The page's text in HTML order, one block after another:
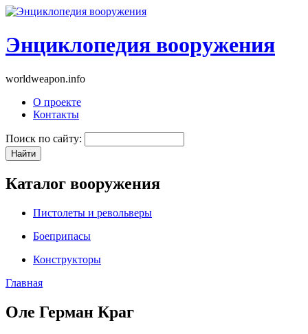
Энциклопедия вооружения
worldweapon.info
О проекте
Контакты
Поиск по сайту:
Каталог вооружения
Пистолеты и револьверы
Боеприпасы
Конструкторы
Главная
Оле Герман Краг